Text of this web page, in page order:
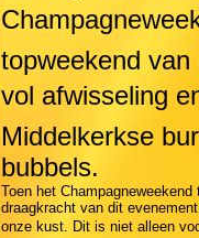
topweekend
vol afwisseling
Middelkerkse
bubbels.
Toen het
draagkracht van dit
onze kust. Dit is niet alleen